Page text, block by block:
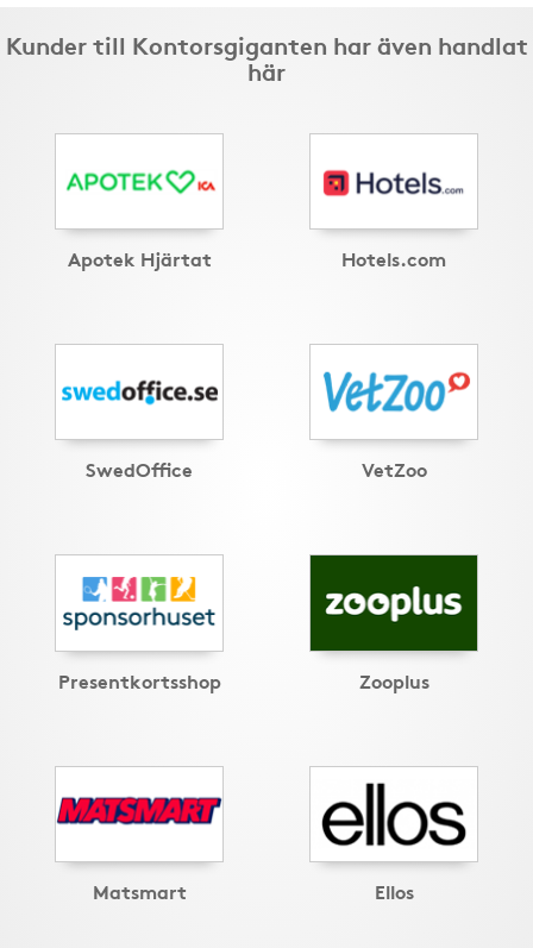
Kunder till Kontorsgiganten har även handlat
här
Apotek Hjärtat Hotels.com
SwedOffice VetZoo
Presentkortsshop Zooplus
Matsmart Ellos